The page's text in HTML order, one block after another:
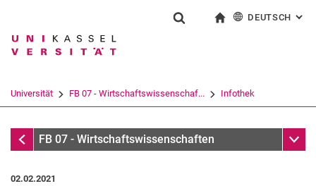
Springe direkt zu: Inhalt
Springe direkt zu: Suche
Springe direkt zu:
Suchbegriff
Suchen (öffnet externen Link in einem
DEUTSCH :
Universität FB 07 - Wirtschaftswissenschaf... Infothek
InfothekFB 07 - Wirtschaftswissenschaften
02.02.2021